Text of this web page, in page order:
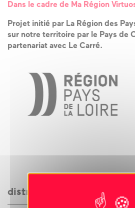
Dans le cadre de Ma Région
Projet initié par La Région des
sur notre territoire par le Pays de
partenariat avec Le Carré.
distribution